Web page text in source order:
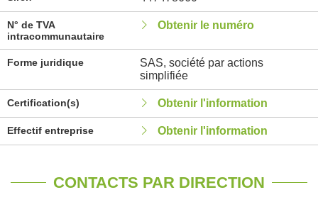
N° de TVA
intracommunautaire
Obtenir le numéro
Forme juridique
SAS, société par actions
simplifiée
Certification(s) Obtenir l'information
Effectif entreprise Obtenir l'information
CONTACTS PAR DIRECTION